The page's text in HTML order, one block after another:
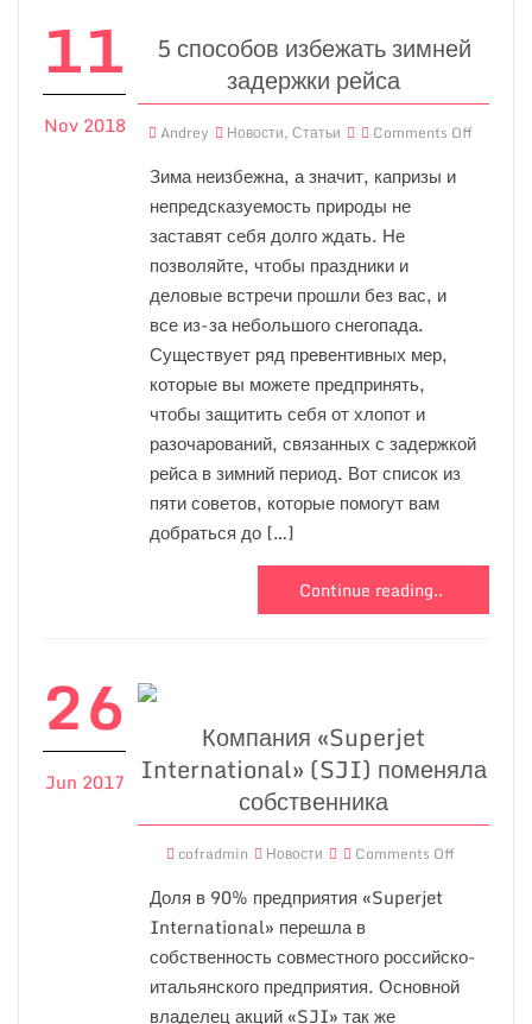
11
Nov 2018
5 способов избежать зимней
задержки рейса
Andrey Новости, Статьи Comments Off
Зима неизбежна, а значит, капризы и
непредсказуемость природы не
заставят себя долго ждать. Не
позволяйте, чтобы праздники и
деловые встречи прошли без вас, и
все из-за небольшого снегопада.
Существует ряд превентивных мер,
которые вы можете предпринять,
чтобы защитить себя от хлопот и
разочарований, связанных с задержкой
рейса в зимний период. Вот список из
пяти советов, которые помогут вам
добраться до […]
Continue reading..
26
Jun 2017
Компания «Superjet
International» (SJI) поменяла
собственника
cofradmin Новости Comments Off
Доля в 90% предприятия «Superjet
International» перешла в
собственность совместного российско-
итальянского предприятия. Основной
владелец акций «SJI» так же